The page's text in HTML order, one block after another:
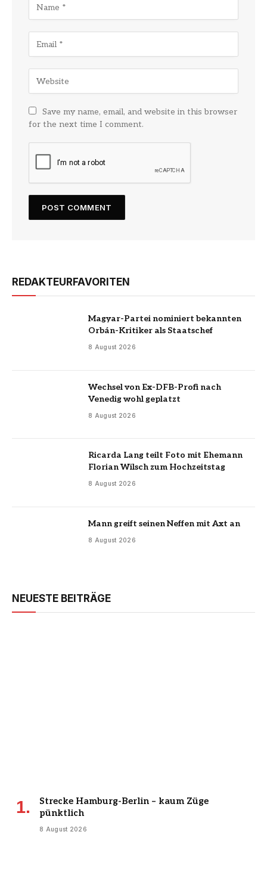
Save my name, email, and website in this browser
for the next time I comment.
REDAKTEURFAVORITEN
Magyar-Partei nominiert bekannten
Orbán-Kritiker als Staatschef
8 August 2026
Wechsel von Ex-DFB-Profi nach
Venedig wohl geplatzt
8 August 2026
Ricarda Lang teilt Foto mit Ehemann
Florian Wilsch zum Hochzeitstag
8 August 2026
Mann greift seinen Neffen mit Axt an
8 August 2026
NEUESTE BEITRÄGE
Strecke Hamburg-Berlin – kaum Züge
pünktlich
8 August 2026